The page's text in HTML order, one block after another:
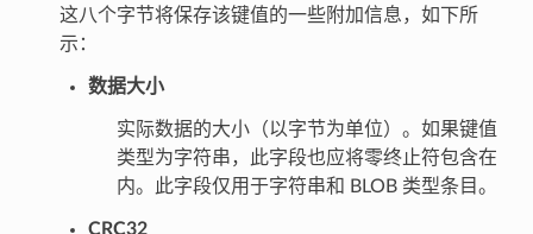
这八个字节将保存该键值的一些附加信息，如下所
示：
数据大小
实际数据的大小（以字节为单位）。如果键值
类型为字符串，此字段也应将零终止符包含在
内。此字段仅用于字符串和 BLOB 类型条目。
CRC32